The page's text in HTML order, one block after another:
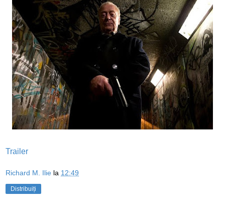
Trailer
Richard M. Ilie la 12:49
Distribuiți